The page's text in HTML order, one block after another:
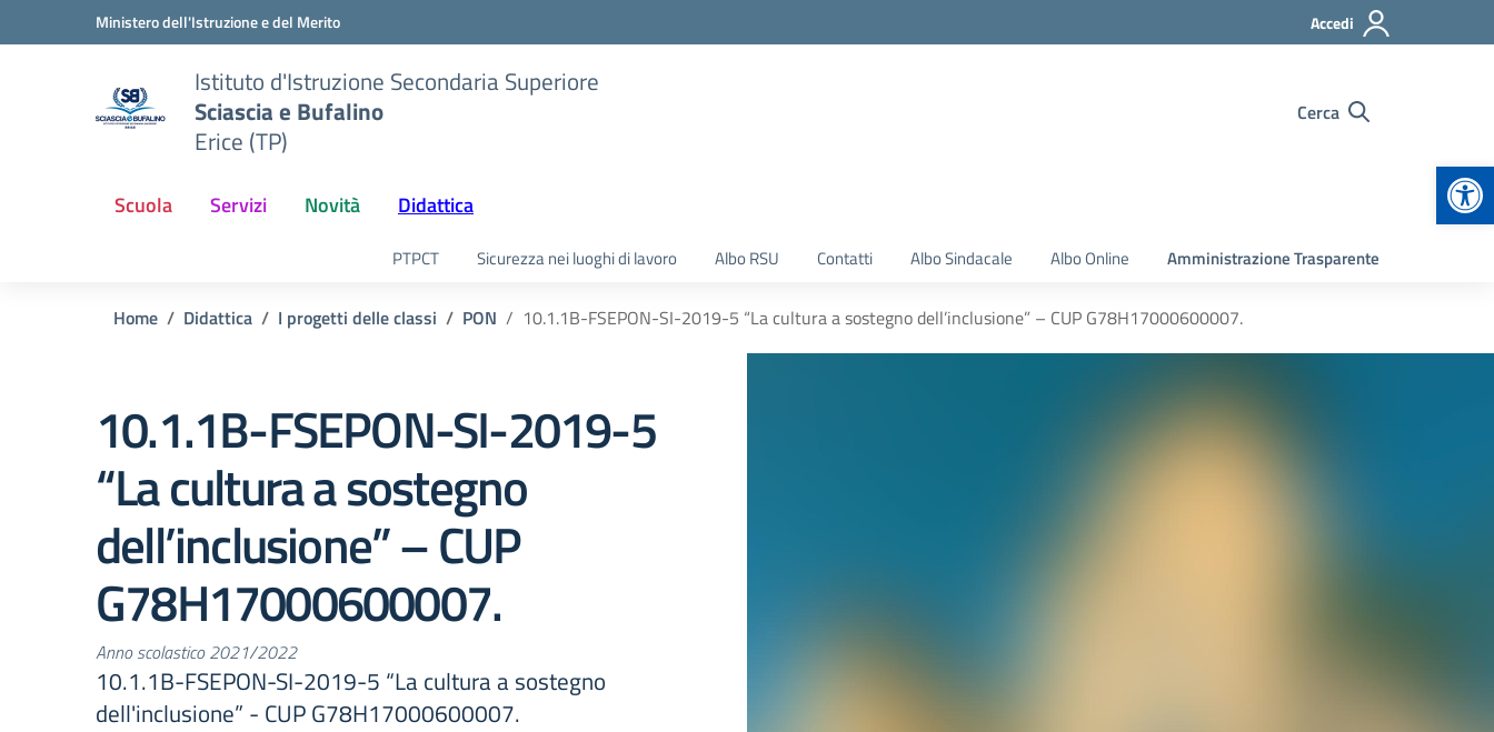
Vai ai contenuti
Vai al menu di navigazioneMinistero dell'Istruzione e del Merito Accedi
Istituto d'Istruzione Secondaria Superiore
Sciascia e Bufalino
Erice (TP)
Cerca
Scuola Servizi Novità Didattica
PTPCT Sicurezza nei luoghi di lavoro Albo RSU Contatti Albo Sindacale Albo Online Amministrazione Trasparente
Home Didattica I progetti delle classi PON 10.1.1B-FSEPON-SI-2019-5 “La cultura a sostegno dell’inclusione” – CUP G78H17000600007.
10.1.1B-FSEPON-SI-2019-5
“La cultura a sostegno
dell’inclusione” – CUP
G78H17000600007.
Anno scolastico 2021/2022
10.1.1B-FSEPON-SI-2019-5 “La cultura a sostegno
dell'inclusione” - CUP G78H17000600007.